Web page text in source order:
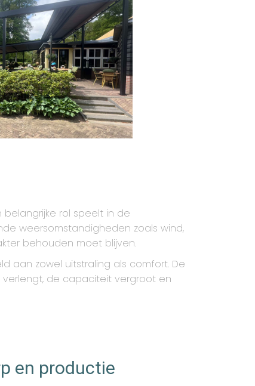
rol speelt in de
weersomstandigheden zoals wind,
behouden moet blijven.
aan zowel uitstraling als comfort. De
verlengt, de capaciteit vergroot en
en productie